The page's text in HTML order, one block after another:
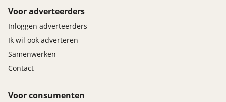
Voor adverteerders
Inloggen adverteerders
Ik wil ook adverteren
Samenwerken
Contact
Voor consumenten